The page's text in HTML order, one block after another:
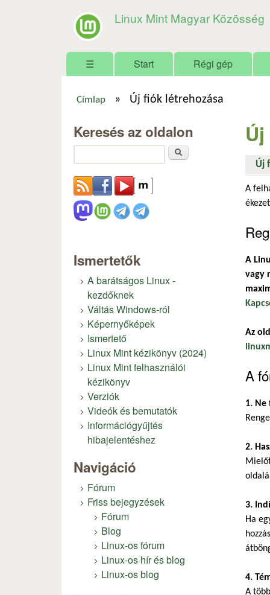
Linux Mint Magyar Közösség
Főmenü
☰ Start Régi gép
Címlap » Új fiók létrehozása
Új
A
A
vagy
Az
A
1. Ne
2.
3.
Ha
4.
A
Keresés az oldalon
Ismertetők
A barátságos Linux -
kezdőknek
Váltás Windows-ról
Képernyőképek
Ismertető
Linux Mint kézikönyv (2024)
Linux Mint felhasználói
kézikönyv
Verziók
Videók és bemutatók
Információgyűjtés
hibajelentéshez
Navigáció
Fórum
Friss bejegyzések
Fórum
Blog
Linux-os fórum
Linux-os hír és blog
Linux-os blog